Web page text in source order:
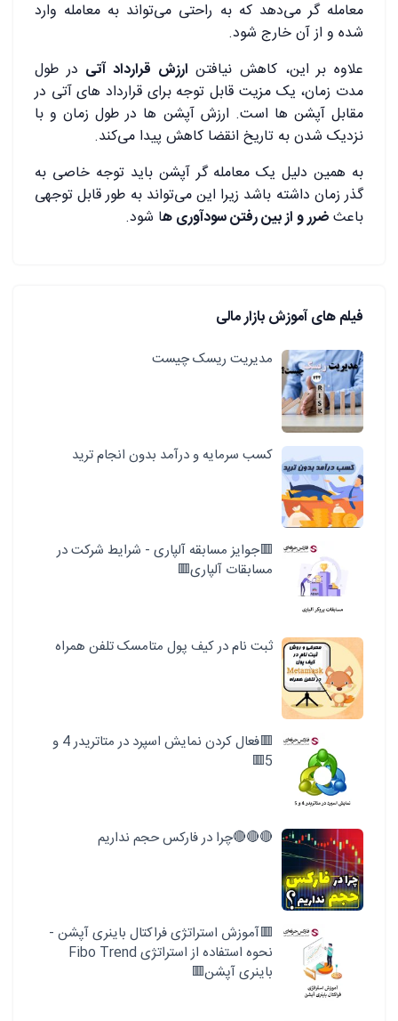
معامله ‌گر می‌دهد که به راحتی می‌تواند به معامله وارد
شده و از آن خارج شود.
علاوه بر این، کاهش نیافتن ارزش قرارداد آتی در طول
مدت زمان، یک مزیت قابل توجه برای قرارداد های آتی در
مقابل آپشن ‌ها است. ارزش آپشن‌ ها در طول زمان و با
نزدیک شدن به تاریخ انقضا کاهش پیدا می‌کند.
به همین دلیل یک معامله‌ گر آپشن باید توجه خاصی به
گذر زمان داشته باشد زیرا این می‌تواند به طور قابل توجهی
باعثضرر و از بین رفتن سودآوری‌ ها شود.
فیلم های آموزش بازار مالی
مدیریت ریسک چیست
کسب سرمایه و درآمد بدون انجام ترید
🟥جوایز مسابقه آلپاری - شرایط شرکت در
مسابقات آلپاری🟥
ثبت نام در کیف پول متامسک تلفن همراه
🟥فعال کردن نمایش اسپرد در متاتریدر 4 و
5🟥
🔴🔴🔴چرا در فارکس حجم نداریم
🟥آموزش استراتژی فراکتال باینری آپشن -
نحوه استفاده از استراتژی Fibo Trend
باینری آپشن🟥